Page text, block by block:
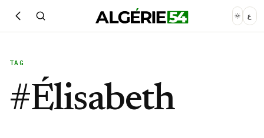
ع
TAG
#Élisabeth